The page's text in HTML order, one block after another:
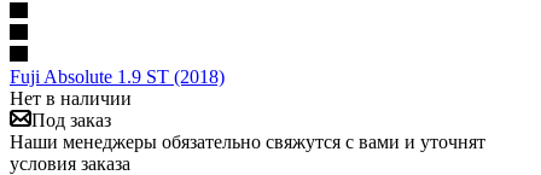
Fuji Absolute 1.9 ST (2018)
Нет в наличии
Под заказ
Наши менеджеры обязательно свяжутся с вами и уточнят
условия заказа